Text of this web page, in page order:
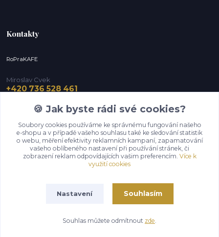
Kontakty
RoPraKAFE
Miroslav Cvek
+420 736 528 461
Upravit sběr cookies.
Vytvořeno na Eshop-rychle.cz
🍪 Jak byste rádi své cookies?
Soubory cookies používáme ke správnému fungování našeho
e-shopu a v případě vašeho souhlasu také ke sledování statistik
o webu, měření efektivity reklamních kampaní, zapamatování
vašeho oblíbeného nastavení při používání stránek, či
zobrazení reklam odpovídajících vašim preferencím. Více k
využití cookies
Nastavení Souhlasím
Souhlas můžete odmítnout zde